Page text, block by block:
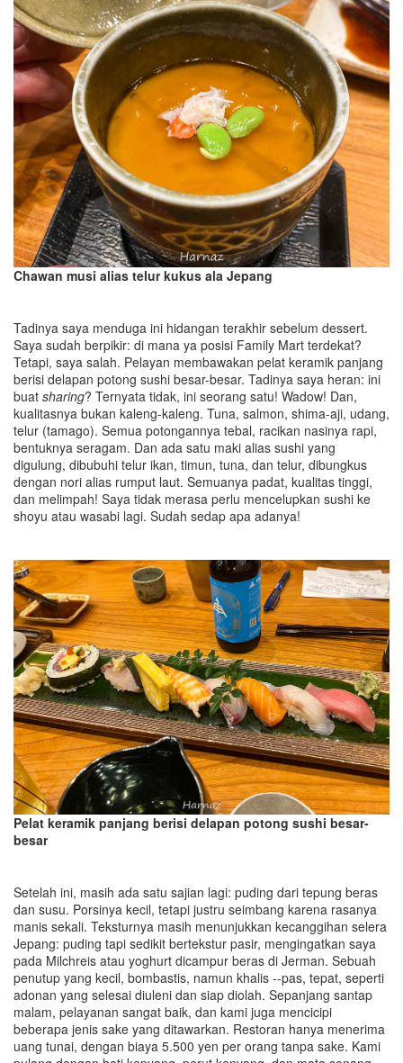
Chawan musi alias telur kukus ala Jepang
Tadinya saya menduga ini hidangan terakhir sebelum dessert.
Saya sudah berpikir: di mana ya posisi Family Mart terdekat?
Tetapi, saya salah. Pelayan membawakan pelat keramik panjang
berisi delapan potong sushi besar-besar. Tadinya saya heran: ini
buat sharing? Ternyata tidak, ini seorang satu! Wadow! Dan,
kualitasnya bukan kaleng-kaleng. Tuna, salmon, shima-aji, udang,
telur (tamago). Semua potongannya tebal, racikan nasinya rapi,
bentuknya seragam. Dan ada satu maki alias sushi yang
digulung, dibubuhi telur ikan, timun, tuna, dan telur, dibungkus
dengan nori alias rumput laut. Semuanya padat, kualitas tinggi,
dan melimpah! Saya tidak merasa perlu mencelupkan sushi ke
shoyu atau wasabi lagi. Sudah sedap apa adanya!
Pelat keramik panjang berisi delapan potong sushi besar-
besar
Setelah ini, masih ada satu sajian lagi: puding dari tepung beras
dan susu. Porsinya kecil, tetapi justru seimbang karena rasanya
manis sekali. Teksturnya masih menunjukkan kecanggihan selera
Jepang: puding tapi sedikit bertekstur pasir, mengingatkan saya
pada Milchreis atau yoghurt dicampur beras di Jerman. Sebuah
penutup yang kecil, bombastis, namun khalis --pas, tepat, seperti
adonan yang selesai diuleni dan siap diolah. Sepanjang santap
malam, pelayanan sangat baik, dan kami juga mencicipi
beberapa jenis sake yang ditawarkan. Restoran hanya menerima
uang tunai, dengan biaya 5.500 yen per orang tanpa sake. Kami